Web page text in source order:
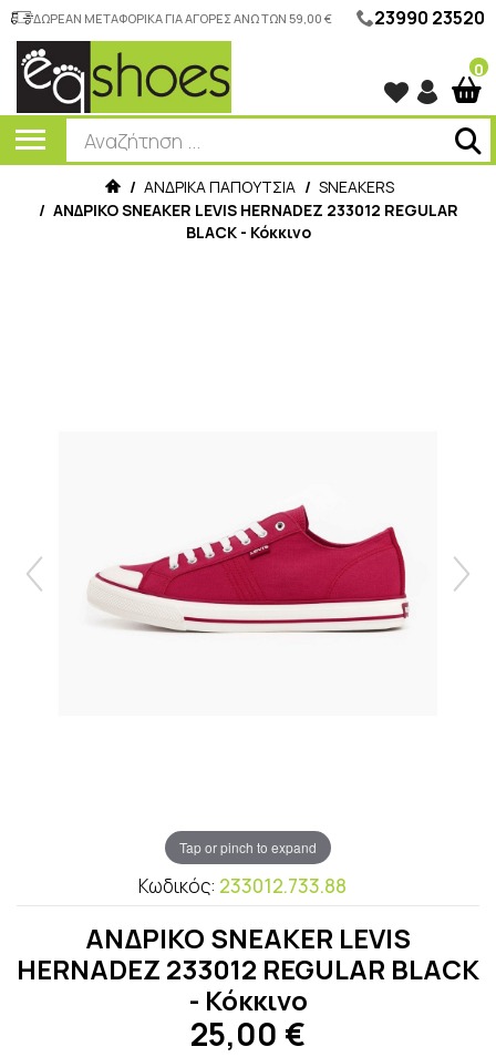
ΔΩΡΕΑΝ ΜΕΤΑΦΟΡΙΚΑ ΓΙΑ ΑΓΟΡΕΣ ΑΝΩ ΤΩΝ 59,00 € 23990 23520
0
/ ΑΝΔΡΙΚΑ ΠΑΠΟΥΤΣΙΑ / SNEAKERS
/ ΑΝΔΡΙΚΟ SNEAKER LEVIS HERNADEZ 233012 REGULAR
BLACK - Κόκκινο
Tap or pinch to expand
Κωδικός: 233012.733.88
ΑΝΔΡΙΚΟ SNEAKER LEVIS
HERNADEZ 233012 REGULAR BLACK
- Κόκκινο
25,00 €